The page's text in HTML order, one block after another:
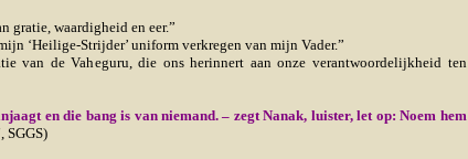
gratie, waardigheid en eer.”
‘Heilige-Strijder’ uniform verkregen van mijn Vader.”
van de Vaheguru, die ons herinnert aan onze verantwoordelijkheid ten
en die bang is van niemand. – zegt Nanak, luister, let op: Noem hem
SGGS)